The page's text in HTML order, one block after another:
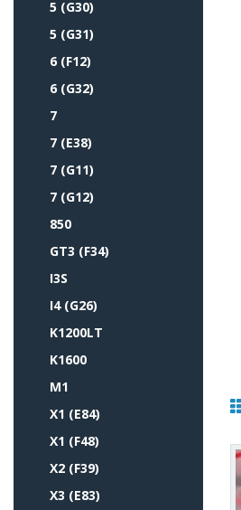
5 (G30)
5 (G31)
6 (F12)
6 (G32)
7
7 (E38)
7 (G11)
7 (G12)
850
GT3 (F34)
I3S
I4 (G26)
K1200LT
K1600
M1
X1 (E84)
X1 (F48)
X2 (F39)
X3 (E83)